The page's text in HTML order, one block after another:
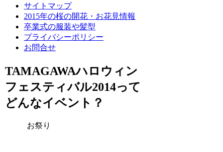
サイトマップ
2015年の桜の開花・お花見情報
卒業式の服装や髪型
プライバシーポリシー
お問合せ
TAMAGAWAハロウィン
フェスティバル2014って
どんなイベント？
お祭り